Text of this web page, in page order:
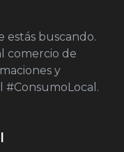
estás buscando.
comercio de
y
#ConsumoLocal.